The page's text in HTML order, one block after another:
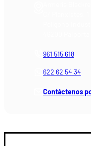
961 515 618
622 62 54 34
Contáctenos